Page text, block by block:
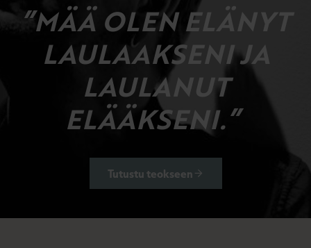
”MÄÄ OLEN ELÄNYT
LAULAAKSENI JA
LAULANUT
ELÄÄKSENI.”
Tutustu teokseen